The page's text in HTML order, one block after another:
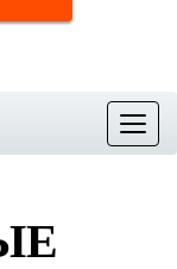
Меню